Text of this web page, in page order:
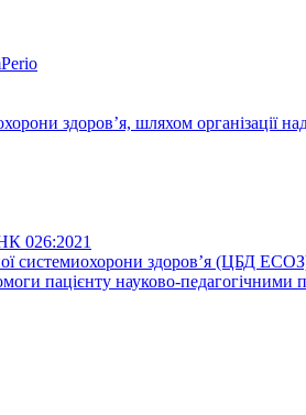
здоров’я, шляхом організації
026:2021
системиохорони здоров’я (ЦБД
пацієнту науково-педагогічними